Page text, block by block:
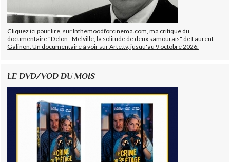
Cliquez ici pour lire, sur Inthemoodforcinema.com, ma critique du
documentaire "Delon - Melville, la solitude de deux samouraïs" de Laurent
Galinon. Un documentaire à voir sur Arte.tv, jusqu'au 9 octobre 2026.
LE DVD/VOD DU MOIS